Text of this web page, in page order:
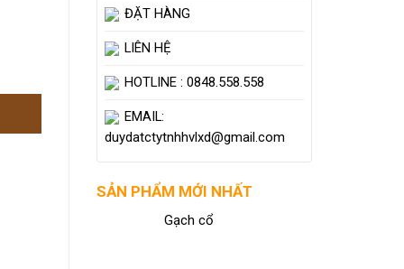
ĐẶT HÀNG
LIÊN HỆ
HOTLINE : 0848.558.558
EMAIL:
duydatctytnhhvlxd@gmail.com
SẢN PHẨM MỚI NHẤT
Gạch cổ